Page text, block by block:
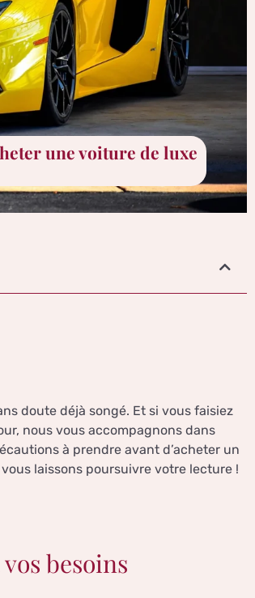
une voiture de luxe
doute déjà songé. Et si vous faisiez
nous vous accompagnons dans
à prendre avant d’acheter un
laissons poursuivre votre lecture !
besoins